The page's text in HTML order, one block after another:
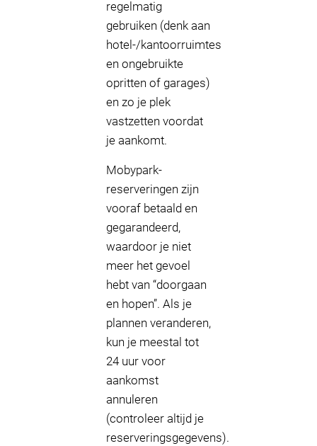
regelmatig
gebruiken (denk aan
hotel-/kantoorruimtes
en ongebruikte
opritten of garages)
en zo je plek
vastzetten voordat
je aankomt.
Mobypark-
reserveringen zijn
vooraf betaald en
gegarandeerd,
waardoor je niet
meer het gevoel
hebt van “doorgaan
en hopen”. Als je
plannen veranderen,
kun je meestal tot
24 uur voor
aankomst
annuleren
(controleer altijd je
reserveringsgegevens).